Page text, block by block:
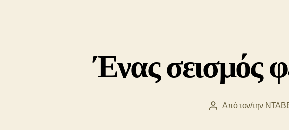
Ένας σεισμός
Συντάκτης
Από τον/την